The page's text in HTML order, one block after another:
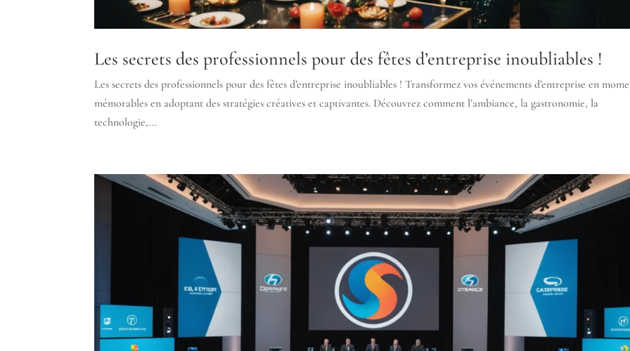
Les secrets des professionnels pour des fêtes d’entreprise inoubliables !
Les secrets des professionnels pour des fêtes d’entreprise inoubliables ! Transformez vos événements d’entreprise en
mémorables en adoptant des stratégies créatives et captivantes. Découvrez comment l’ambiance, la gastronomie, la
technologie,...